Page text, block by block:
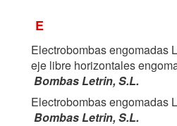
E
Electrobombas engomadas
eje libre horizontales
Bombas Letrin, S.L.
Electrobombas engomadas
Bombas Letrin, S.L.